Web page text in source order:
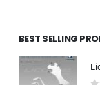
BEST SELLING